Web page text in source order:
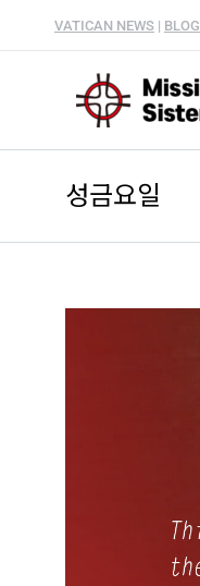
VATICAN NEWS | BLOG
성금요일